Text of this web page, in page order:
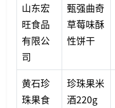
山东宏
旺食品
有限公
司
甄强曲奇
草莓味酥
性饼干
黄石珍
珠果食
珍珠果米
酒220g